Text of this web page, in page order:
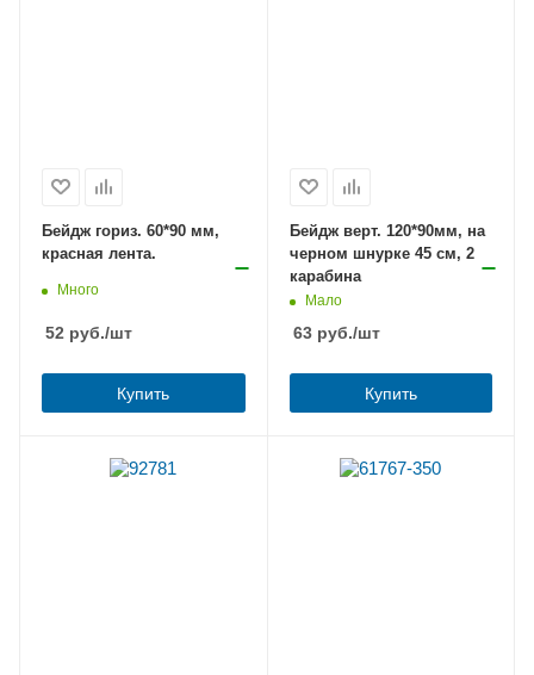
Бейдж гориз. 60*90 мм,
красная лента.
Много
52 руб./шт
Купить
Бейдж верт. 120*90мм, на
черном шнурке 45 см, 2
карабина
Мало
63руб./шт
Купить